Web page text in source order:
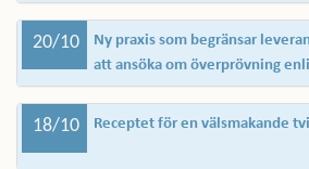
20/10
Ny praxis som begränsar
att ansöka om överprövning
18/10 Receptet för en välsmakande